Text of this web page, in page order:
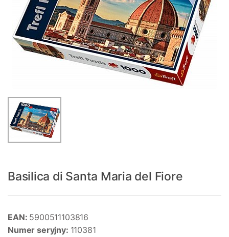
Basilica di Santa Maria del Fiore
EAN: 5900511103816
Numer seryjny: 110381